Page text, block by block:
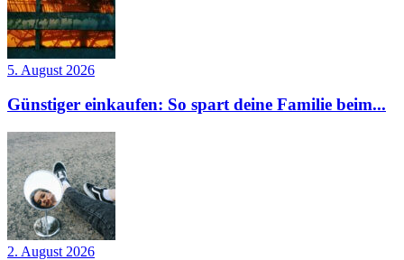
5. August 2026
Günstiger einkaufen: So spart deine Familie beim...
2. August 2026